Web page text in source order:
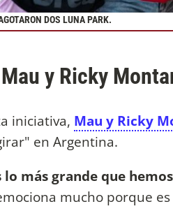
DOS LUNA PARK.
y Ricky
iniciativa, Mau y Ricky
en Argentina.
lo más grande que
mucho porque